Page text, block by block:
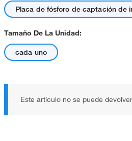
Placa de fósforo de captación de
Tamaño De La Unidad:
cada uno
Este artículo no se puede